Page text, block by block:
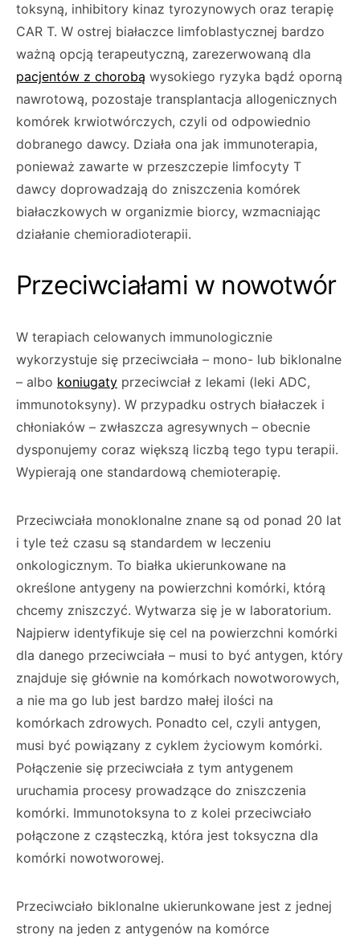
toksyną, inhibitory kinaz tyrozynowych oraz terapię
CAR T. W ostrej białaczce limfoblastycznej bardzo
ważną opcją terapeutyczną, zarezerwowa­ną dla
pacjentów z chorobą wysokiego ryzyka bądź oporną
nawrotową, pozostaje transplan­tacja allogenicznych
komórek krwiotwórczych, czyli od odpowiednio
dobranego dawcy. Dzia­ła ona jak immunoterapia,
ponieważ zawarte w przeszczepie limfocyty T
dawcy doprowa­dzają do zniszczenia komórek
białaczkowych w organizmie biorcy, wzmacniając
działanie chemioradioterapii.
Przeciwciałami w nowotwór
W terapiach celowanych immunologicznie
wykorzystuje się przeciwciała – mono- lub bi­klonalne
– albo koniugaty przeciwciał z leka­mi (leki ADC,
immunotoksyny). W przypadku ostrych białaczek i
chłoniaków – zwłaszcza agresywnych – obecnie
dysponujemy coraz większą liczbą tego typu terapii.
Wypierają one standardową chemioterapię.
Przeciwciała monoklonalne znane są od ponad 20 lat
i tyle też czasu są standardem w lecze­niu
onkologicznym. To białka ukierunkowane na
określone antygeny na powierzchni komór­ki, którą
chcemy zniszczyć. Wytwarza się je w laboratorium.
Najpierw identyfikuje się cel na powierzchni komórki
dla danego przeciwciała – musi to być antygen, który
znajduje się głów­nie na komórkach nowotworowych,
a nie ma go lub jest bardzo małej ilości na
komórkach zdrowych. Ponadto cel, czyli antygen,
musi być powiązany z cyklem życiowym komórki.
Połączenie się przeciwciała z tym antygenem
uruchamia procesy prowadzące do zniszczenia
komórki. Immunotoksyna to z kolei przeciwcia­ło
połączone z cząsteczką, która jest toksyczna dla
komórki nowotworowej.
Przeciwciało biklonalne ukierunkowane jest z jednej
strony na jeden z antygenów na ko­mórce